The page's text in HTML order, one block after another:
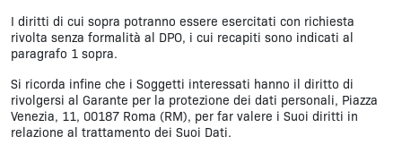
I diritti di cui sopra potranno essere esercitati con richiesta
rivolta senza formalità al DPO, i cui recapiti sono indicati al
paragrafo 1 sopra.
Si ricorda infine che i Soggetti interessati hanno il diritto di
rivolgersi al Garante per la protezione dei dati personali, Piazza
Venezia, 11, 00187 Roma (RM), per far valere i Suoi diritti in
relazione al trattamento dei Suoi Dati.